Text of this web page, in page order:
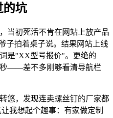
的坑
当初死活不肯在网站上放产品
子拍着桌子说。结果网站上线
是"XX型号报价"。更绝的
——差不多刚够看清导航栏
悠，发现连卖螺丝钉的厂家都
我想起个趣事：有家做定制